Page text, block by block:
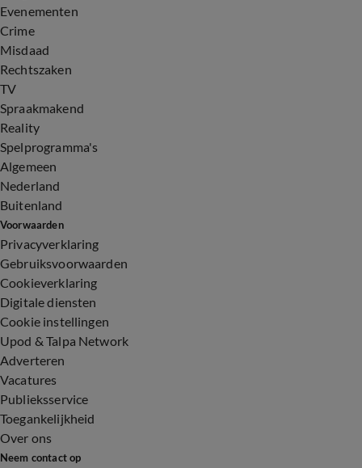
Evenementen
Crime
Misdaad
Rechtszaken
TV
Spraakmakend
Reality
Spelprogramma's
Algemeen
Nederland
Buitenland
Voorwaarden
Privacyverklaring
Gebruiksvoorwaarden
Cookieverklaring
Digitale diensten
Cookie instellingen
Upod & Talpa Network
Adverteren
Vacatures
Publieksservice
Toegankelijkheid
Over ons
Neem contact op